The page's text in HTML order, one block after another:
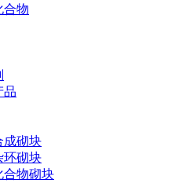
合物
品
成砌块
环砌块
合物砌块